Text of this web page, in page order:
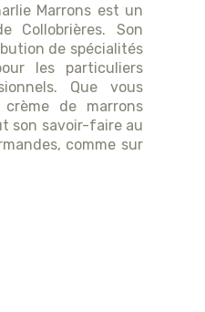
Marrons est un
Collobrières. Son
de spécialités
les particuliers
Que vous
de marrons
son savoir-faire au
comme sur